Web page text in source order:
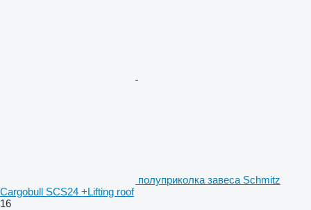
полуприколка завеса Schmitz
Cargobull SCS24 +Lifting roof
16